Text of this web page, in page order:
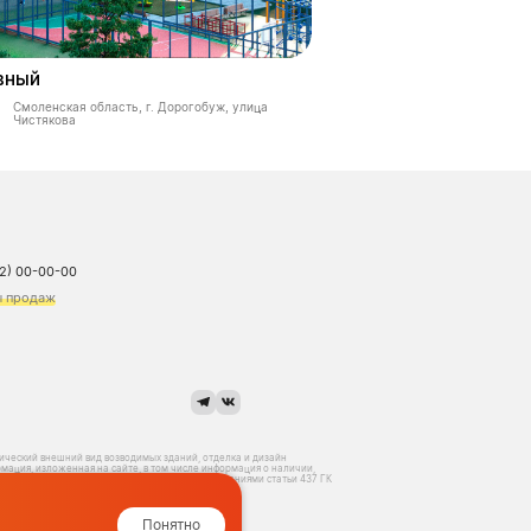
Смоленская область, г. Дорогобуж, улица
Чистякова
00-00-00
продаж
внешний вид возводимых зданий, отделка и дизайн
изложенная на сайте, в том числе информация о наличии,
публичной офертой, определяемой положениями статьи 437 ГК
Понятно